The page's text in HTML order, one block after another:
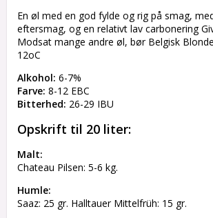
En øl med en god fylde og rig på smag,
eftersmag, og en relativt lav carbonering
Modsat mange andre øl, bør Belgisk
12oC
Alkohol: 6-7%
Farve: 8-12 EBC
Bitterhed: 26-29 IBU
Opskrift til 20 liter:
Malt:
Chateau Pilsen: 5-6 kg.
Humle:
Saaz: 25 gr. Halltauer Mittelfrüh: 15 gr.